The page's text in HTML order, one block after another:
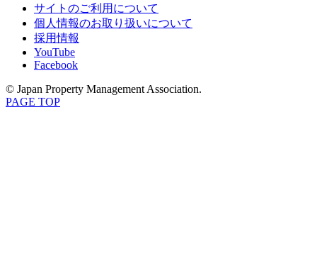
サイトのご利用について
個人情報のお取り扱いについて
採用情報
YouTube
Facebook
© Japan Property Management Association.
PAGE TOP